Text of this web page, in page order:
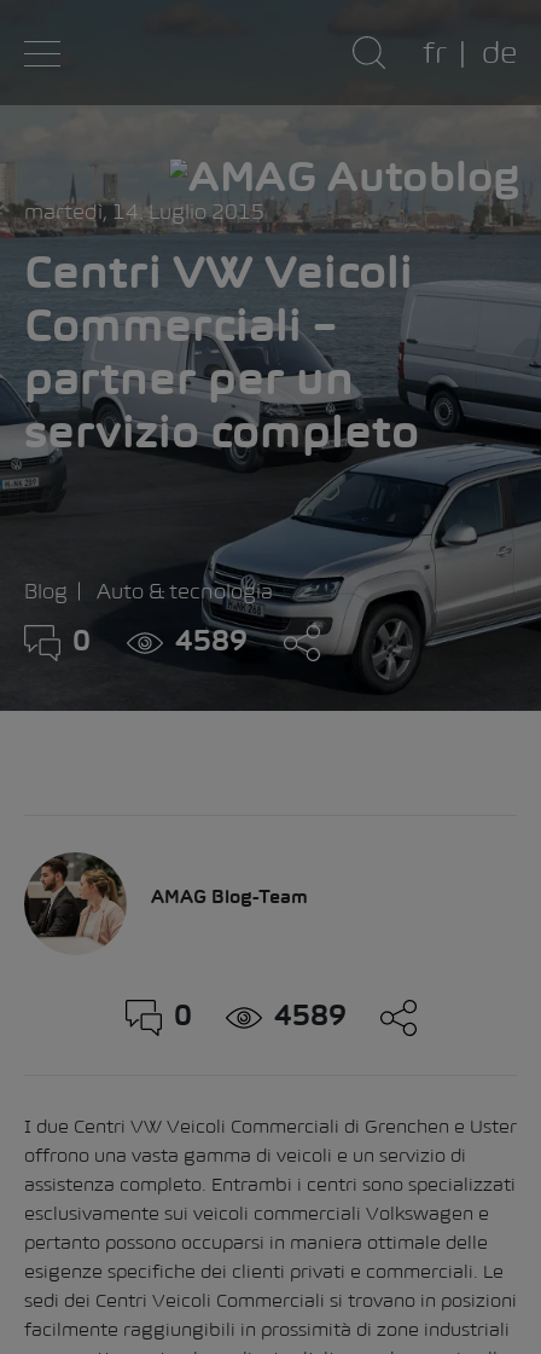
fr de
martedì, 14. Luglio 2015
Centri VW Veicoli
Commerciali –
partner per un
servizio completo
Blog Auto & tecnologia
0 4589
AMAG Blog-Team
0 4589
I due Centri VW Veicoli Commerciali di Grenchen e Uster
offrono una vasta gamma di veicoli e un servizio di
assistenza completo. Entrambi i centri sono specializzati
esclusivamente sui veicoli commerciali Volkswagen e
pertanto possono occuparsi in maniera ottimale delle
esigenze specifiche dei clienti privati e commerciali. Le
sedi dei Centri Veicoli Commerciali si trovano in posizioni
facilmente raggiungibili in prossimità di zone industriali